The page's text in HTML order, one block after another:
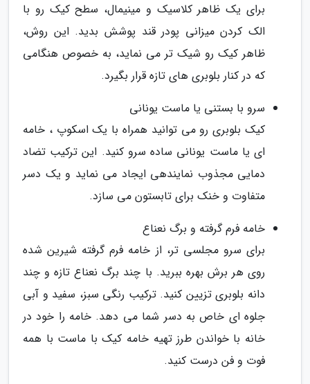
برای یک ظاهر کلاسیک و مینیمال، سطح کیک رو با
الک کردن میزانی پودر قند پوشش بدید. این روش،
ظاهر کیک رو شیک تر می نماید، به خصوص هنگامی
که در کنار بلوبری های تازه قرار بگیرد.
سرو با بستنی یا ماست یونانی
کیک بلوبری رو می توانید همراه با یک اسکوپ ، خامه
ای یا ماست یونانی ساده سرو کنید. این ترکیب تضاد
دمایی مجذوب نمایندهی ایجاد می نماید و یک دسر
متفاوت و خنک برای تابستون می سازد.
خامه فرم گرفته و برگ نعناع
برای سرو مجلسی تر، از خامه فرم گرفته شیرین شده
روی هر برش بهره ببرید. با چند برگ نعناع تازه و چند
دانه بلوبری تزیین کنید. ترکیب رنگی سبز، سفید و آبی
جلوه ای خاص به دسر شما می دهد. خامه را خود در
خانه با خواندن طرز تهیه خامه کیک با ماست با همه
فوت و فن درست کنید.